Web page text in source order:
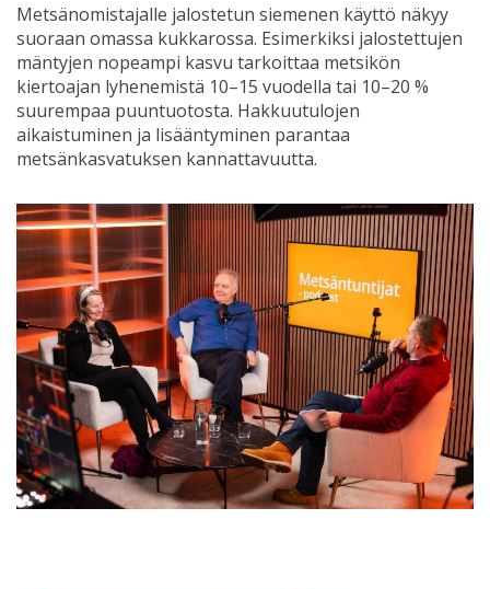
Metsänomistajalle jalostetun siemenen käyttö näkyy
suoraan omassa kukkarossa. Esimerkiksi jalostettujen
mäntyjen nopeampi kasvu tarkoittaa metsikön
kiertoajan lyhenemistä 10–15 vuodella tai 10–20 %
suurempaa puuntuotosta. Hakkuutulojen
aikaistuminen ja lisääntyminen parantaa
metsänkasvatuksen kannattavuutta.